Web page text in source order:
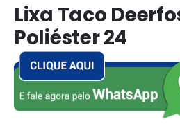
Lixa Taco
Poliéster 24